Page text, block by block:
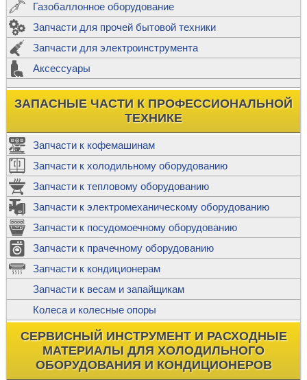
Газобаллонное оборудование
Запчасти для прочей бытовой техники
Запчасти для электроинструмента
Аксессуары
ЗАПАСНЫЕ ЧАСТИ К ПРОФЕССИОНАЛЬНОЙ
ТЕХНИКЕ
Запчасти к кофемашинам
Запчасти к холодильному оборудованию
Запчасти к тепловому оборудованию
Запчасти к электромеханическому оборудованию
Запчасти к посудомоечному оборудованию
Запчасти к прачечному оборудованию
Запчасти к кондиционерам
Запчасти к весам и запайщикам
Колеса и колесные опоры
СЕРВИСНЫЙ ИНСТРУМЕНТ И РАСХОДНЫЕ
МАТЕРИАЛЫ ДЛЯ ХОЛОДИЛЬНОГО
ОБОРУДОВАНИЯ И КОНДИЦИОНЕРОВ